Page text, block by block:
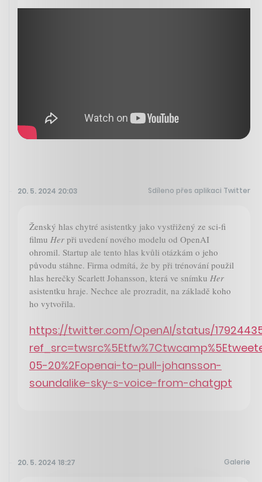
20. 5. 2024 20:03 Sdíleno přes aplikaci Twitter
Ženský hlas chytré asistentky jako vystřižený ze sci-fi
filmu Her při uvedení nového modelu od OpenAI
ohromil. Startup ale tento hlas kvůli otázkám o jeho
původu stáhne. Firma odmítá, že by při trénování použil
hlas herečky Scarlett Johansson, která ve snímku Her
asistentku hraje. Nechce ale prozradit, na základě koho
ho vytvořila.
https://twitter.com/OpenAI/status/
05-20%2Fopenai-to-pull-johansson-
soundalike-sky-s-voice-from-chatgpt
20. 5. 2024 18:27 Galerie